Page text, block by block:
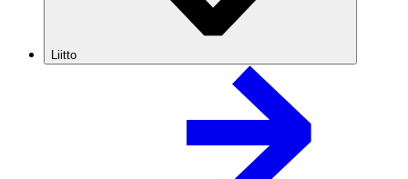
Liitto